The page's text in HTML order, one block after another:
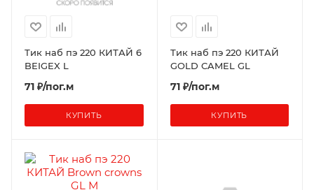
Тик наб пэ 220 КИТАЙ 6
BEIGEX L
71 ₽/пог.м
КУПИТЬ
Тик наб пэ 220 КИТАЙ
GOLD CAMEL GL
71 ₽/пог.м
КУПИТЬ